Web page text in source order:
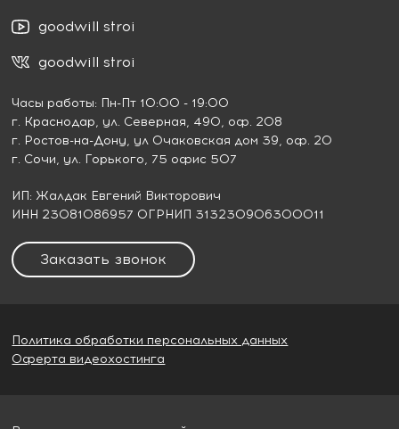
goodwill stroi
goodwill stroi
Часы работы: Пн-Пт 10:00 - 19:00
г. Краснодар, ул. Северная, 490, оф. 208
г. Ростов-на-Дону, ул Очаковская дом 39, оф. 20
г. Сочи, ул. Горького, 75 офис 507
ИП: Жалдак Евгений Викторович
ИНН 23081086957 ОГРНИП 313230906300011
Заказать звонок
Политика обработки персональных данных
Оферта видеохостинга